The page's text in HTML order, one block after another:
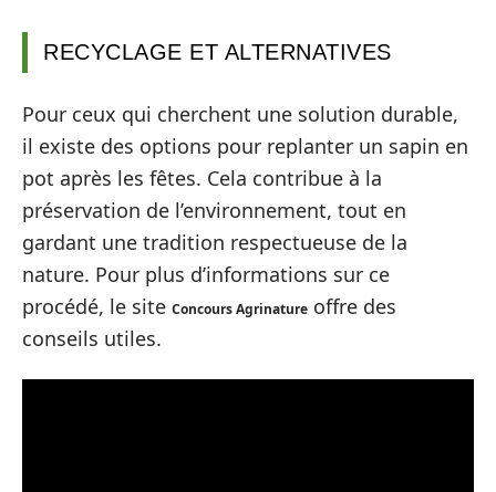
RECYCLAGE ET ALTERNATIVES
Pour ceux qui cherchent une solution durable,
il existe des options pour replanter un sapin en
pot après les fêtes. Cela contribue à la
préservation de l’environnement, tout en
gardant une tradition respectueuse de la
nature. Pour plus d’informations sur ce
procédé, le site Concours Agrinature offre des
conseils utiles.